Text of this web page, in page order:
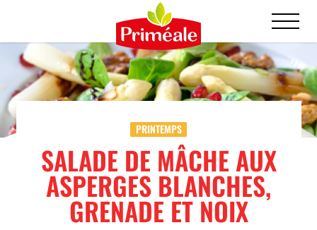
PRINTEMPS
SALADE DE MÂCHE AUX
ASPERGES BLANCHES,
GRENADE ET NOIX